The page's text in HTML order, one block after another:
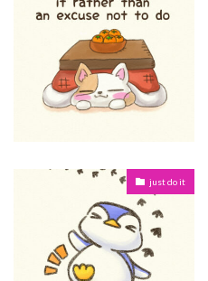
just do it